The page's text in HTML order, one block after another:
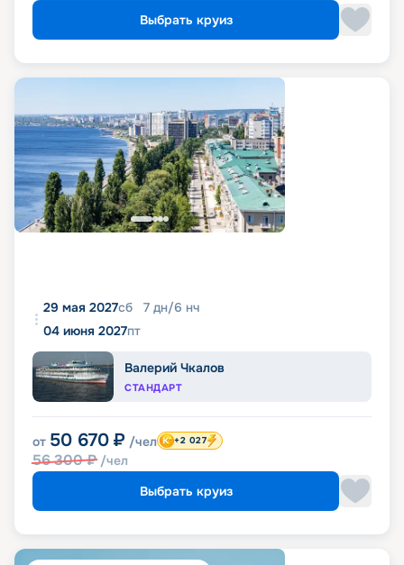
Выбрать круиз
29 мая 2027сб 7 дн/6 нч
04 июня 2027пт
Валерий Чкалов
СТАНДАРТ
от 50 670 ₽ /чел
56 300₽ /чел
+2 027
Выбрать круиз